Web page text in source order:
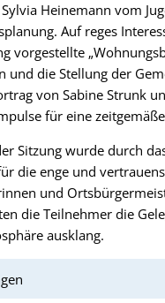
Heinemann vom
Auf reges
vorgestellte
und die Stellung der
von Sabine Strunk
für eine
Sitzung wurde durch
die enge und
und
die Teilnehmer die
ausklang.